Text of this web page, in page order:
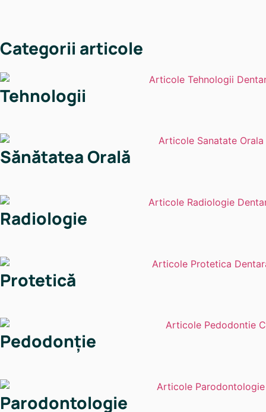
Categorii articole
Tehnologii
Sănătatea Orală
Radiologie
Protetică
Pedodonție
Parodontologie